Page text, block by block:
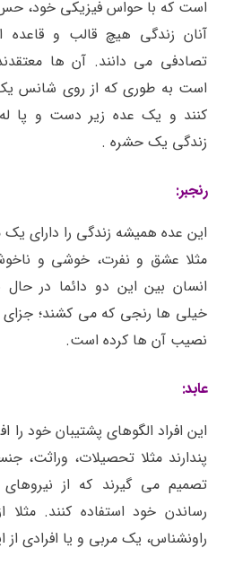
است که با حواس فیزیکی خود،
آنان زندگی هیچ قالب و قاعده
تصادفی می دانند. آن ها معتقدند
است به طوری که از روی شانس
کنند و یک عده زیر دست و پا له
زندگی یک حشره .
رنجبر:
این عده همیشه زندگی را دارای یک
مثلا عشق و نفرت، خوشی و
انسان بین این دو دائما در
خیلی ها رنجی که می کشند؛
نصیب آن ها کرده است.
عابد:
این افراد الگوهای پشتیبان خود را
پندارند مثلا تحصیلات، وراثت،
تصمیم می گیرند که از
رساندن خود استفاده کنند.
راونشناس، یک مربی و یا افرادی از